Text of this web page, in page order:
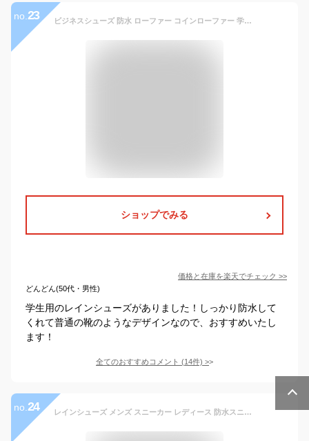
no. 23 ビジネスシューズ 防水 ローファー コインローファー 学生靴 メンズ レインシューズ 雨 幅広 4e EEEE 甲高 フレッシャーズ 通勤 通学 大きいサイズ 紳士靴 メンズシューズ 靴靴パワー 単品
ショップでみる
価格と在庫を楽天でチェック >>
どんどん(50代・男性)
学生用のレインシューズがありました！しっかり防水して
くれて普通の靴のようなデザインなので、おすすめいたし
ます！
全てのおすすめコメント (14件) >
no. 24 レインシューズ メンズ スニーカー レディース 防水スニーカー カジュアル おしゃれ 雨靴 長靴 防水 台風対策 雪 長靴 レインブーツ レインスニーカー 靴 アウトドア 大きいサイズ 蒸れにくい 履きやすい 歩きやすい 疲れにくい完全防水